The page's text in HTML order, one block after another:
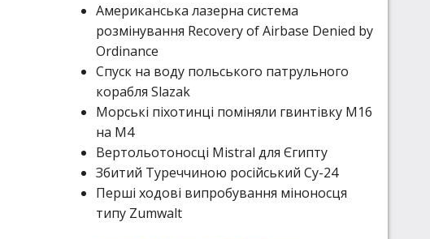
Американська лазерна система
розмінування Recovery of Airbase Denied by
Ordinance
Спуск на воду польського патрульного
корабля Slazak
Морські піхотинці поміняли гвинтівку М16
на М4
Вертольотоносці Mistral для Єгипту
Збитий Туреччиною російський Су-24
Перші ходові випробування міноносця
типу Zumwalt